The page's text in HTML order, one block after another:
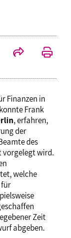
Finanzen in
Frank
, erfahren,
der
des
vorgelegt wird.
welche
für
Zeit
abgeben.